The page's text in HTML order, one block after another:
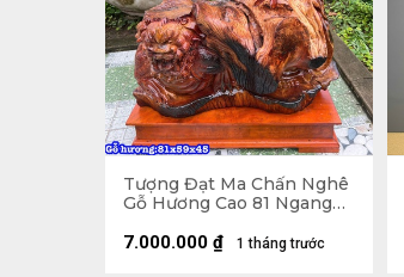
Tượng Đạt Ma Chấn Nghê
Gỗ Hương Cao 81 Ngang
1 tháng trước
7.000.000 ₫